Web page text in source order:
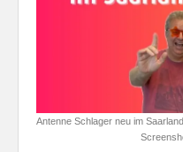
Antenne Schlager neu im